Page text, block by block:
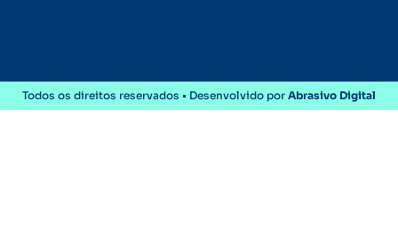
Todos os direitos reservados • Desenvolvido por Abrasivo Digital